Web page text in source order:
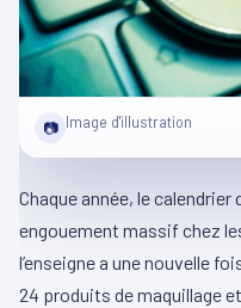
📷 Image d'illustration
Chaque année, le calendrier
engouement massif chez
l’enseigne a une nouvelle
24 produits de maquillage